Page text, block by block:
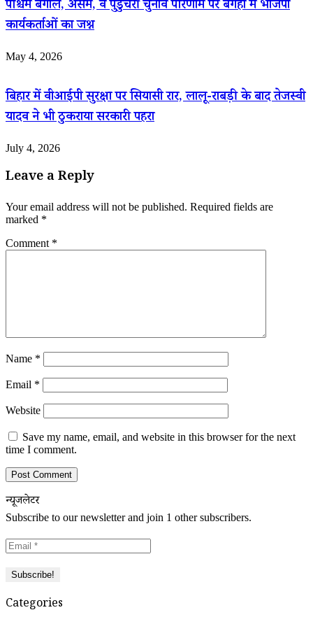
पश्चिम बंगाल, असम, व पुडुचेरी चुनाव परिणाम पर बगहा में भाजपा
कार्यकर्ताओं का जश्न
May 4, 2026
बिहार में वीआईपी सुरक्षा पर सियासी रार, लालू-राबड़ी के बाद तेजस्वी
यादव ने भी ठुकराया सरकारी पहरा
July 4, 2026
Leave a Reply
Your email address will not be published. Required fields are
marked *
Comment *
Name *
Email *
Website
Save my name, email, and website in this browser for the next
time I comment.
न्यूजलेटर
Subscribe to our newsletter and join 1 other subscribers.
Categories